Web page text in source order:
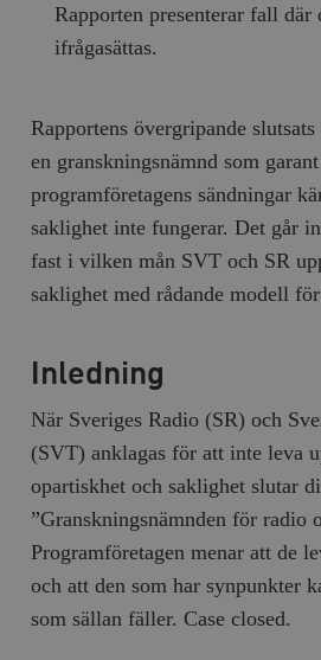
Rapporten presenterar fall där
ifrågasättas.
Rapportens övergripande
en granskningsnämnd som
programföretagens sändningar
saklighet inte fungerar. Det går
fast i vilken mån SVT och SR
saklighet med rådande modell
Inledning
När Sveriges Radio (SR) och
(SVT) anklagas för att inte leva
opartiskhet och saklighet slutar
”Granskningsnämnden för radio
Programföretagen menar att de
och att den som har synpunkter
som sällan fäller. Case closed.